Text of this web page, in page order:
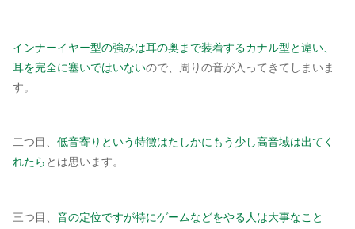
インナーイヤー型の強みは耳の奥まで装着するカナル型と違い、
耳を完全に塞いではいないので、周りの音が入ってきてしまいま
す。
二つ目、 低音寄りという特徴はたしかにもう少し高音域は出てく
れたら とは思います。
三つ目、 音の定位ですが特にゲームなどをやる人は大事なこと